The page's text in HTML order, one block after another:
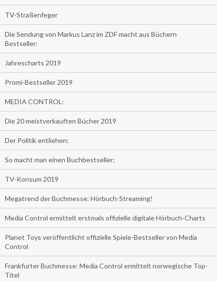
TV-Straßenfeger
Die Sendung von Markus Lanz im ZDF macht aus Büchern
Bestseller:
Jahrescharts 2019
Promi-Bestseller 2019
MEDIA CONTROL:
Die 20 meistverkauften Bücher 2019
Der Politik entliehen:
So macht man einen Buchbestseller:
TV-Konsum 2019
Megatrend der Buchmesse: Hörbuch-Streaming!
Media Control ermittelt erstmals offizielle digitale Hörbuch-Charts
Planet Toys veröffentlicht offizielle Spiele-Bestseller von Media
Control
Frankfurter Buchmesse: Media Control ermittelt norwegische Top-
Titel